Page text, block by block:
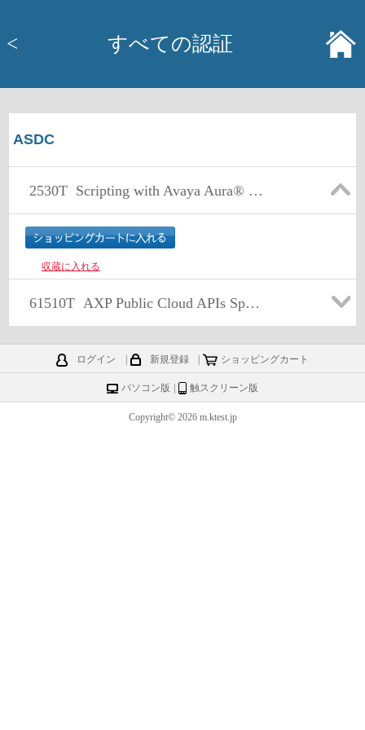
< すべての認証
ASDC
2530T Scripting with Avaya Aura® Contact Center Orchestration Designer Online Test
収蔵に入れる
61510T AXP Public Cloud APIs Specialized Test
ログイン 新規登録 ショッピングカート
パソコン版 触スクリーン版
Copyright© 2026 m.ktest.jp